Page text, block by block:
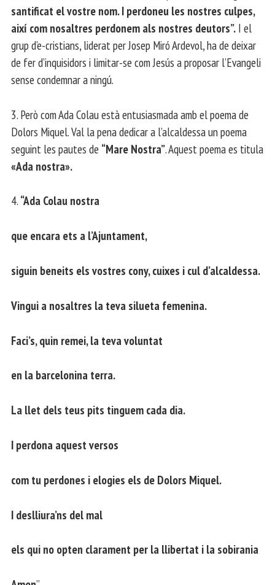
santificat el vostre nom. I perdoneu les nostres culpes,
així com nosaltres perdonem als nostres deutors”. I el
grup d’e-cristians, liderat per Josep Miró Ardevol, ha de deixar
de fer d’inquisidors i limitar-se com Jesús a proposar l’Evangeli
sense condemnar a ningú.
3. Però com Ada Colau està entusiasmada amb el poema de
Dolors Miquel. Val la pena dedicar a l’alcaldessa un poema
seguint les pautes de “Mare Nostra”. Aquest poema es titula
«Ada nostra».
4. “Ada Colau nostra
que encara ets a l’Ajuntament,
siguin beneits els vostres cony, cuixes i cul d’alcaldessa.
Vingui a nosaltres la teva silueta femenina.
Faci’s, quin remei, la teva voluntat
en la barcelonina terra.
La llet dels teus pits tinguem cada dia.
I perdona aquest versos
com tu perdones i elogies els de Dolors Miquel.
I deslliura’ns del mal
els qui no opten clarament per la llibertat i la sobirania